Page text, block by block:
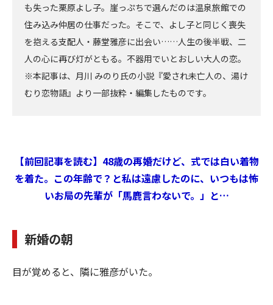
も失った栗原よし子。崖っぷちで選んだのは温泉旅館での
住み込み仲居の仕事だった。そこで、よし子と同じく喪失
を抱える支配人・藤堂雅彦に出会い……人生の後半戦、二
人の心に再び灯がともる。不器用でいとおしい大人の恋。
※本記事は、月川 みのり氏の小説『愛され未亡人の、湯け
むり恋物語』より一部抜粋・編集したものです。
【前回記事を読む】48歳の再婚だけど、式では白い着物
を着た。この年齢で？と私は遠慮したのに、いつもは怖
いお局の先輩が「馬鹿言わないで。」と…
新婚の朝
目が覚めると、隣に雅彦がいた。